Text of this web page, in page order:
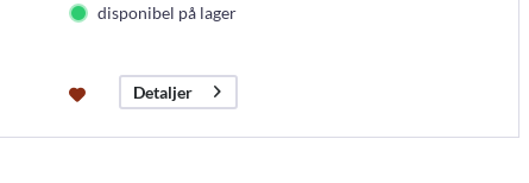
disponibel på lager
Detaljer